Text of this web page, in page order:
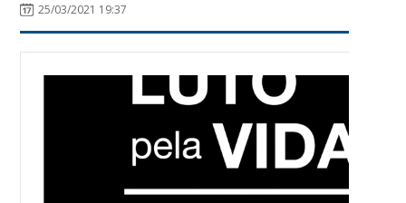
25/03/2021 19:37